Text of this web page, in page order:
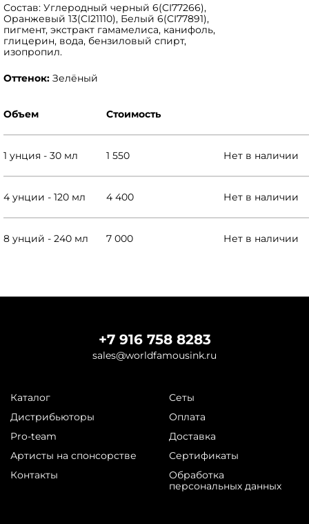
Состав: Углеродный черный 6(CI77266),
Оранжевый 13(CI21110), Белый 6(СI77891),
пигмент, экстракт гамамелиса, канифоль,
глицерин, вода, бензиловый спирт,
изопропил.
Оттенок: Зелёный
Объем Стоимость
1 унция - 30 мл 1 550 Нет в наличии
4 унции - 120 мл 4 400 Нет в наличии
8 унций - 240 мл 7 000 Нет в наличии
Каталог
Дистрибьюторы
Pro-team
Артисты на спонсорстве
Контакты
Сеты
Оплата
Доставка
Сертификаты
Обработка
персональных данных
+7 916 758 8283
sales@worldfamousink.ru